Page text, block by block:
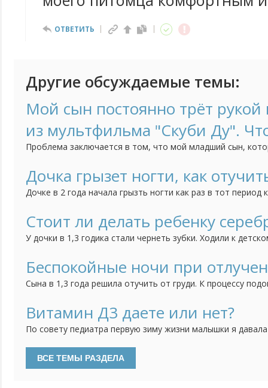
ОТВЕТИТЬ
Другие обсуждаемые темы:
Мой сын постоянно трёт рукой
из мультфильма "Скуби Ду".
Проблема заключается в том, что мой младший сын,
как он начал посещать детский сад. Психолог говорит,
но мне страшно за своё чадо. Может быть у кого-нибудь
Дочка грызет ногти, как
Дочке в 2 года начала грызть ногти как раз в тот период
как вариант думаю может появление брата так
привычка грызть ногти. Сейчас дочке 3 года, а привычка
Стоит ли делать ребенку
У дочки в 1,3 годика стали чернеть зубки. Ходили к
сделать серебрение. Зубки мы чистим, но результат
теперь не знаю стоить ли делать процедуру серебрения
Беспокойные ночи при
Сына в 1,3 года решила отучить от груди. К процессу
несколько часов оставляя его одного, потом на полдня.
дневные кормления уменьшились до "вокруг сна", ночью
Витамин Д3 даете или нет?
По совету педиатра первую зиму жизни малышки я
давать витамин Д3. Особенностей развития нет,
делать, если ребенку уже 2 года и гуляем регулярно?